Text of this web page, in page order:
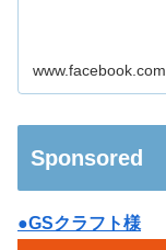
www.facebook.com
Sponsored
●GSクラフト様